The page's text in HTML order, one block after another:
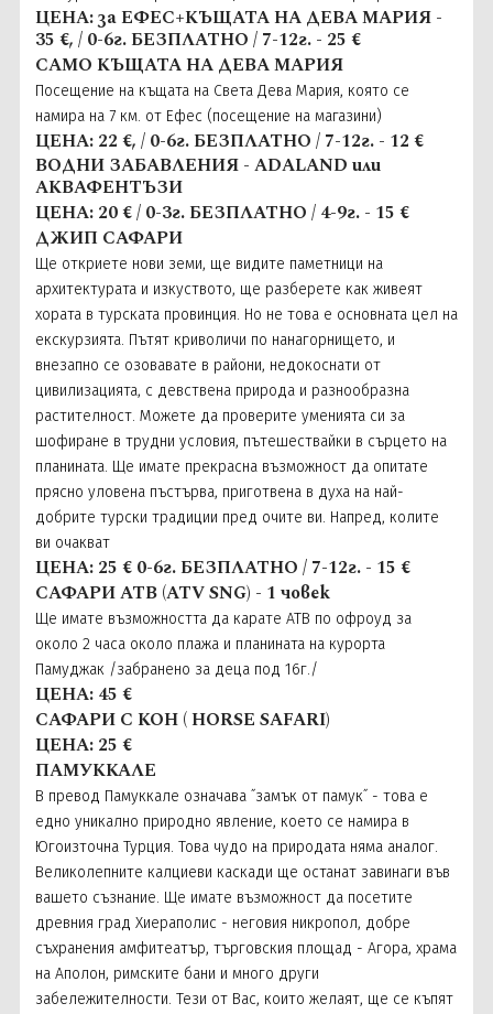
ЦЕНА: за ЕФЕС+КЪЩАТА НА ДЕВА МАРИЯ -
35 €, / 0-6г. БЕЗПЛАТНО / 7-12г. - 25 €
САМО КЪЩАТА НА ДЕВА МАРИЯ
Посещение на къщата на Света Дева Мария, която се
намира на 7 км. от Ефес (посещение на магазини)
ЦЕНА: 22 €, / 0-6г. БЕЗПЛАТНО / 7-12г. - 12 €
ВОДНИ ЗАБАВЛЕНИЯ - ADALAND или
АКВАФЕНТЪЗИ
ЦЕНА: 20 € / 0-3г. БЕЗПЛАТНО / 4-9г. - 15 €
ДЖИП САФАРИ
Ще откриете нови земи, ще видите паметници на
архитектурата и изкуството, ще разберете как живеят
хората в турската провинция. Но не това е основната цел на
екскурзията. Пътят криволичи по нанагорнището, и
внезапно се озовавате в райони, недокоснати от
цивилизацията, с девствена природа и разнообразна
растителност. Можете да проверите уменията си за
шофиране в трудни условия, пътешествайки в сърцето на
планината. Ще имате прекрасна възможност да опитате
прясно уловена пъстърва, приготвена в духа на най-
добрите турски традиции пред очите ви. Напред, колите
ви очакват
ЦЕНА: 25 € 0-6г. БЕЗПЛАТНО / 7-12г. - 15 €
САФАРИ АТВ (ATV SNG) - 1 човек
Ще имате възможността да карате АТВ по офроуд за
около 2 часа около плажа и планината на курорта
Памуджак /забранено за деца под 16г./
ЦЕНА: 45 €
САФАРИ С КОН ( HORSE SAFARI)
ЦЕНА: 25 €
ПАМУККАЛЕ
В превод Памуккале означава ˝замък от памук˝ - това е
едно уникално природно явление, което се намира в
Югоизточна Турция. Това чудо на природата няма аналог.
Великолепните калциеви каскади ще останат завинаги във
вашето съзнание. Ще имате възможност да посетите
древния град Хиераполис - неговия никропол, добре
съхранения амфитеатър, търговския площад - Агора, храма
на Аполон, римските бани и много други
забележителности. Тези от Вас, които желаят, ще се къпят